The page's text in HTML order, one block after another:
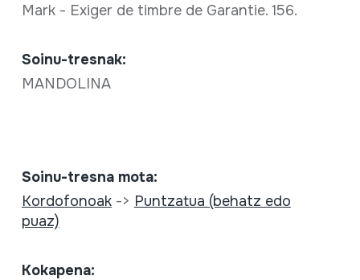
Mark - Exiger de timbre de Garantie. 156.
Soinu-tresnak:
MANDOLINA
Soinu-tresna mota:
Kordofonoak-> Puntzatua (behatz edo
puaz)
Kokapena: